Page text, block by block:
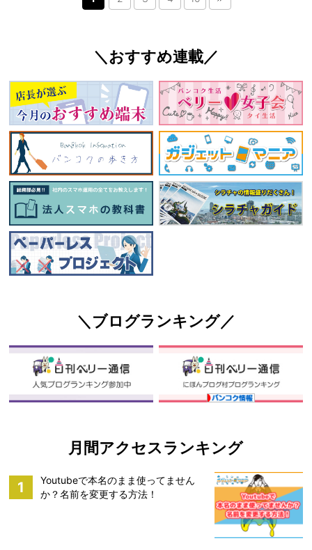
＼おすすめ連載／
＼ブログランキング／
月間アクセスランキング
1
Youtubeで本名のまま使ってません
か？名前を変更する方法！